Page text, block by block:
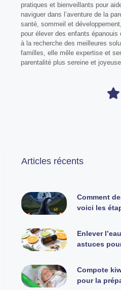
pratiques et bienveillants pour
naviguer dans l’aventure de la
santé, sommeil et
pour élever des enfants épanouis
à la recherche des meilleures
familles, elle mêle expertise et
parentalité plus sereine et
Articles récents
Comment
voici les
Enlever
astuces
Compote
pour la